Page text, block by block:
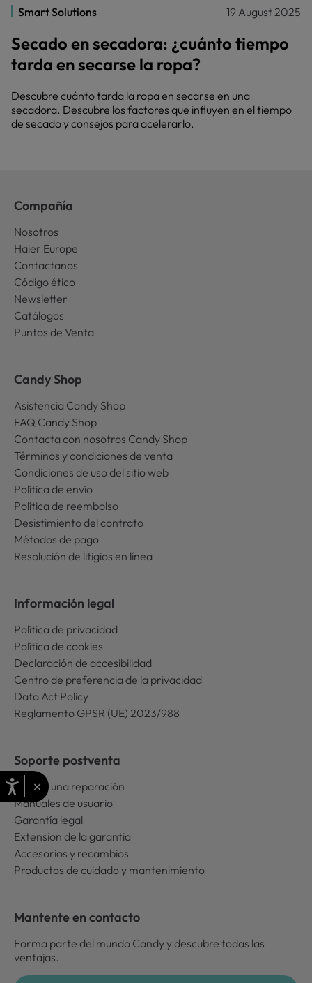
Smart Solutions 19 August 2025
Secado en secadora: ¿cuánto tiempo
tarda en secarse la ropa?
Descubre cuánto tarda la ropa en secarse en una
secadora. Descubre los factores que influyen en el tiempo
de secado y consejos para acelerarlo.
Compañía
Nosotros
Haier Europe
Contactanos
Código ético
Newsletter
Catálogos
Puntos de Venta
Candy Shop
Asistencia Candy Shop
FAQ Candy Shop
Contacta con nosotros Candy Shop
Términos y condiciones de venta
Condiciones de uso del sitio web
Política de envío
Política de reembolso
Desistimiento del contrato
Métodos de pago
Resolución de litigios en línea
Información legal
Política de privacidad
Política de cookies
Declaración de accesibilidad
Centro de preferencia de la privacidad
Data Act Policy
Reglamento GPSR (UE) 2023/988
Soporte postventa
Solicita una reparación
Manuales de usuario
Garantía legal
Extension de la garantia
Accesorios y recambios
Productos de cuidado y mantenimiento
Mantente en contacto
Forma parte del mundo Candy y descubre todas las
ventajas.
×